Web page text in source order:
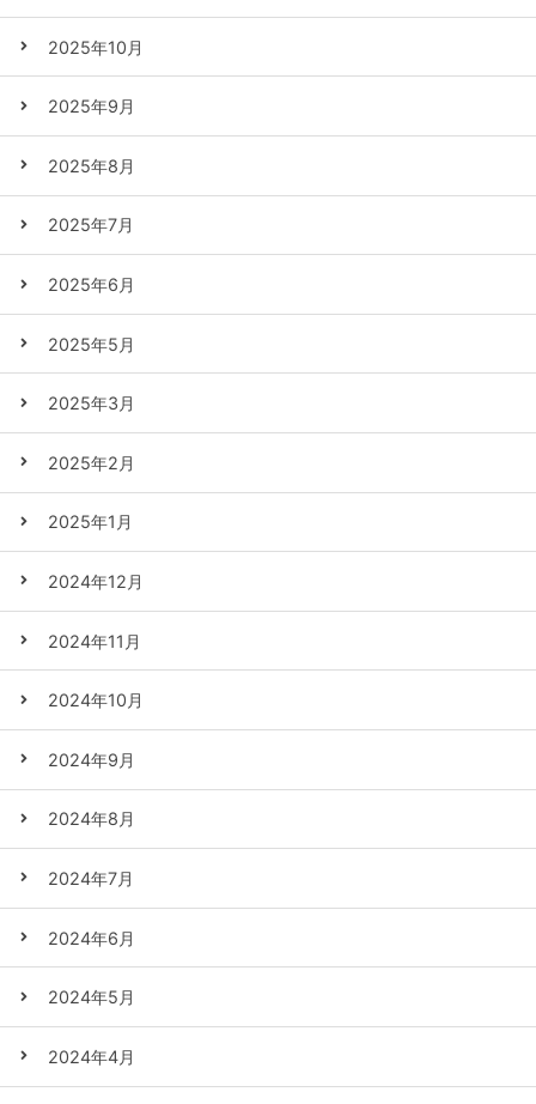
2025年10月
2025年9月
2025年8月
2025年7月
2025年6月
2025年5月
2025年3月
2025年2月
2025年1月
2024年12月
2024年11月
2024年10月
2024年9月
2024年8月
2024年7月
2024年6月
2024年5月
2024年4月